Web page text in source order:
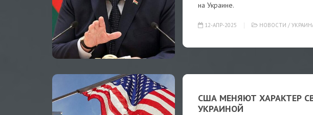
на Украине.
12-АПР-2025 НОВОСТИ /
США МЕНЯЮТ ХАРАКТЕР
УКРАИНОЙ